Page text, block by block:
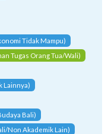
Tidak Mampu)
Tugas Orang Tua/Wali)
Lainnya)
Bali)
Non Akademik Lain)